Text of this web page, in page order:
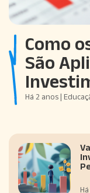
Como
São
Há 2 anos |